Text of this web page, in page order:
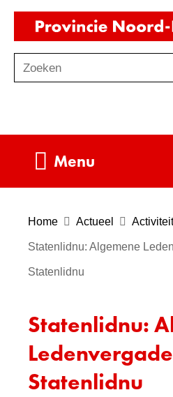
o
Zoeken
Menu
Home Actueel
Statenlidnu: Algemene
Statenlidnu
Statenlidnu:
Statenlidnu